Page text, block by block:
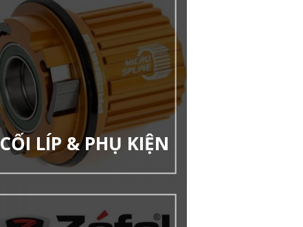
CỐI LÍP & PHỤ KIỆN